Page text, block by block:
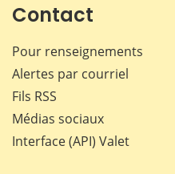
Contact
Pour renseignements
Alertes par courriel
Fils RSS
Médias sociaux
Interface (API) Valet